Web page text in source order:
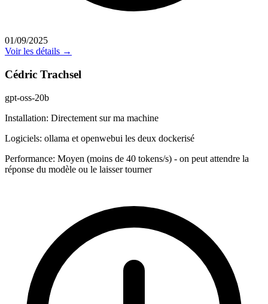
01/09/2025
Voir les détails →
Cédric Trachsel
gpt-oss-20b
Installation: Directement sur ma machine
Logiciels: ollama et openwebui les deux dockerisé
Performance: Moyen (moins de 40 tokens/s) - on peut attendre la
réponse du modèle ou le laisser tourner